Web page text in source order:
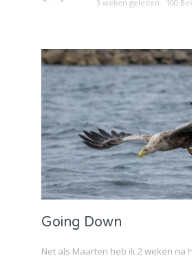
3 weken geleden 100
Going Down
Net als Maarten heb ik 2 weken na